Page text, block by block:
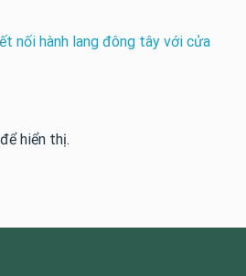
nối hành lang đông tây với cửa
hiển thị.